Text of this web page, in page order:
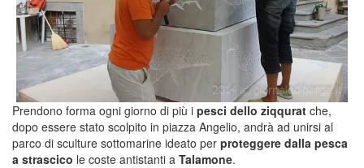
Prendono forma ogni giorno di più i pesci dello ziqqurat che,
dopo essere stato scolpito in piazza Angelio, andrà ad unirsi al
parco di sculture sottomarine ideato per proteggere dalla pesca
a strascico le coste antistanti a Talamone.